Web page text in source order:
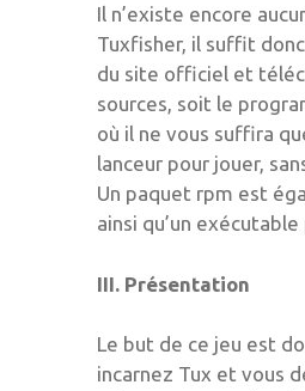
Il n’existe encore
Tuxfisher, il suffit
du site officiel et
sources, soit le
où il ne vous suffira
lanceur pour jouer,
Un paquet rpm est
ainsi qu’un
III. Présentation
Le but de ce jeu est
incarnez Tux et vous